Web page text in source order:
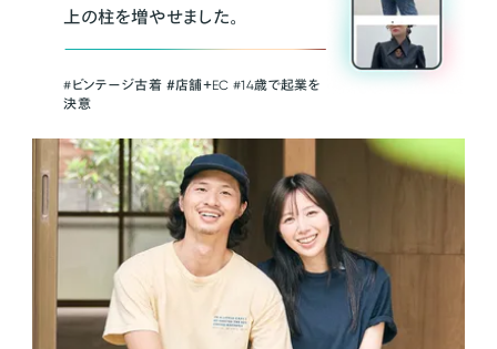
上の柱を増やせました。
#ビンテージ古着 ＃店舗＋EC #14歳で起業を
決意